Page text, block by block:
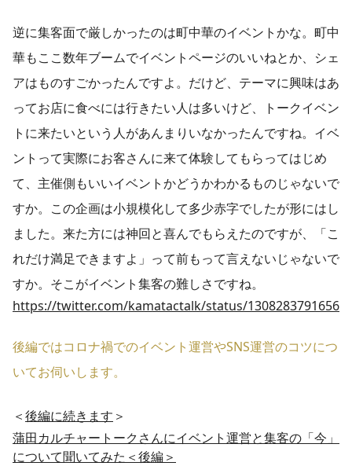
逆に集客面で厳しかったのは町中華のイベントかな。町中
華もここ数年ブームでイベントページのいいねとか、シェ
アはものすごかったんですよ。だけど、テーマに興味はあ
ってお店に食べには行きたい人は多いけど、トークイベン
トに来たいという人があんまりいなかったんですね。イベ
ントって実際にお客さんに来て体験してもらってはじめ
て、主催側もいいイベントかどうかわかるものじゃないで
すか。この企画は小規模化して多少赤字でしたが形にはし
ました。来た方には神回と喜んでもらえたのですが、「こ
れだけ満足できますよ」って前もって言えないじゃないで
すか。そこがイベント集客の難しさですね。
https://twitter.com/kamatactalk/status/
後編ではコロナ禍でのイベント運営やSNS運営のコツにつ
いてお伺いします。
＜後編に続きます ＞
蒲田カルチャートークさんにイベント運営と集客の「今」
について聞いてみた＜後編＞